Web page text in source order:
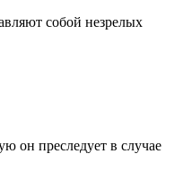
собой незрелых
он преследует в случае